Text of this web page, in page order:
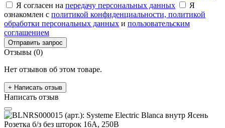
Я согласен на передачу персональных данных
Я
ознакомлен с политикой конфиденциальности, политикой
обработки персональных данных и пользовательским
соглашением
Отправить запрос
Отзывы (0)
Нет отзывов об этом товаре.
+ Написать отзыв
Написать отзыв